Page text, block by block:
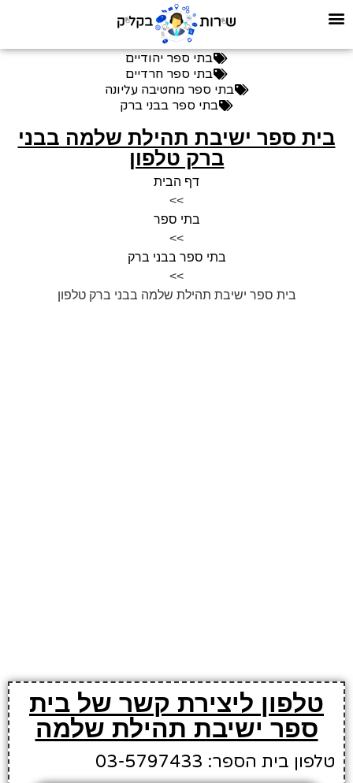
בתי ספר יהודיים
בתי ספר חרדיים
בתי ספר מחטיבה עליונה
בתי ספר בבני ברק
בית ספר ישיבת תהילת שלמה בבני
ברק טלפון
דף הבית
>>
בתי ספר
>>
בתי ספר בבני ברק
>>
בית ספר ישיבת תהילת שלמה בבני ברק טלפון
טלפון ליצירת קשר של בית
ספר ישיבת תהילת שלמה
טלפון בית הספר: 03-5797433